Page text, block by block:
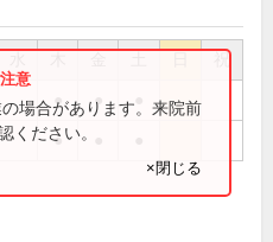
祝
● ●
●
場合があります。来院前
ください。
×閉じる